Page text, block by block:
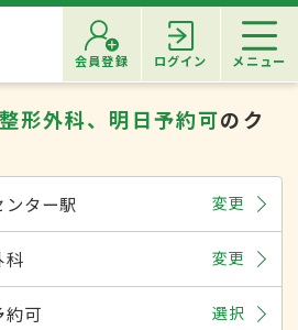
会員登録 ログイン メニュー
形外科、明日予約可のク
ンター駅 変更
科 変更
約可 選択